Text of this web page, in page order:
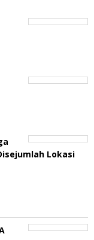
Lokasi